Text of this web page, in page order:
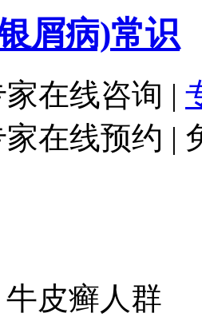
屑病)常识
在线咨询 |
在线预约 |
皮癣人群